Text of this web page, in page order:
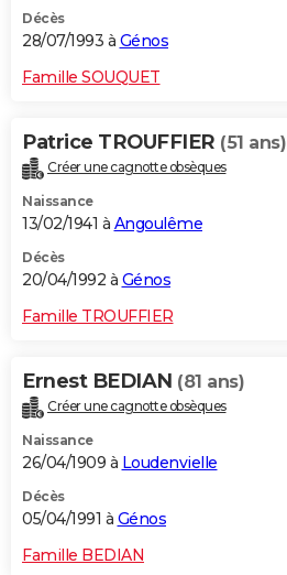
Décès
28/07/1993 à Génos
Famille SOUQUET
Patrice TROUFFIER (51 ans)
Créer une cagnotte obsèques
Naissance
13/02/1941 à Angoulême
Décès
20/04/1992 à Génos
Famille TROUFFIER
Ernest BEDIAN (81 ans)
Créer une cagnotte obsèques
Naissance
26/04/1909 à Loudenvielle
Décès
05/04/1991 à Génos
Famille BEDIAN